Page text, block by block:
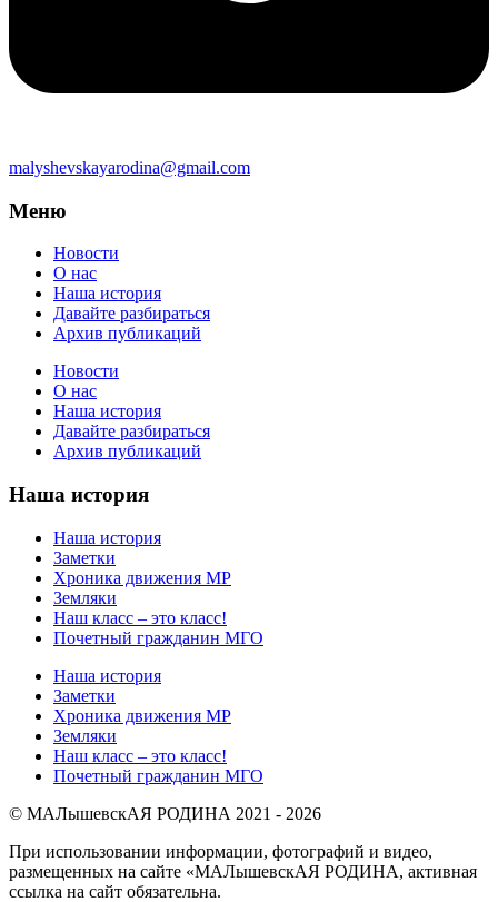
malyshevskayarodina@gmail.com
Меню
Новости
О нас
Наша история
Давайте разбираться
Архив публикаций
Новости
О нас
Наша история
Давайте разбираться
Архив публикаций
Наша история
Наша история
Заметки
Хроника движения МР
Земляки
Наш класс – это класс!
Почетный гражданин МГО
Наша история
Заметки
Хроника движения МР
Земляки
Наш класс – это класс!
Почетный гражданин МГО
© МАЛышевскАЯ РОДИНА 2021 - 2026
При использовании информации, фотографий и видео,
размещенных на сайте «МАЛышевскАЯ РОДИНА, активная
ссылка на сайт обязательна.